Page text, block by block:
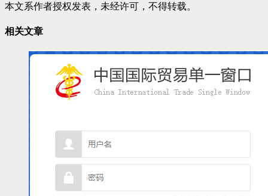
本文系作者授权发表，未经许可，不得转载。
相关文章